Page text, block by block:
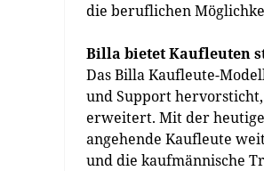
die beruflichen
Billa bietet Kaufleuten
Das Billa Kaufleute-
und Support
erweitert. Mit der
angehende Kaufleute
und die kaufmännische